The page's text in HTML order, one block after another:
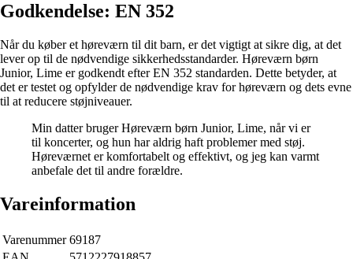
Godkendelse: EN 352
Når du køber et høreværn til dit barn, er det vigtigt at sikre dig, at det
lever op til de nødvendige sikkerhedsstandarder. Høreværn børn
Junior, Lime er godkendt efter EN 352 standarden. Dette betyder, at
det er testet og opfylder de nødvendige krav for høreværn og dets evne
til at reducere støjniveauer.
Min datter bruger Høreværn børn Junior, Lime, når vi er
til koncerter, og hun har aldrig haft problemer med støj.
Høreværnet er komfortabelt og effektivt, og jeg kan varmt
anbefale det til andre forældre.
Vareinformation
Varenummer 69187